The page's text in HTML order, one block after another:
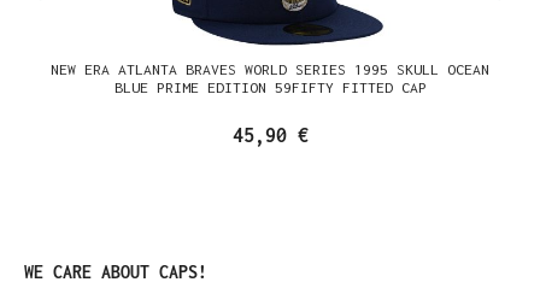
NEW ERA ATLANTA BRAVES WORLD SERIES 1995 SKULL OCEAN
BLUE PRIME EDITION 59FIFTY FITTED CAP
45,90 €
Produktgalerie überspringen
WE CARE ABOUT CAPS!